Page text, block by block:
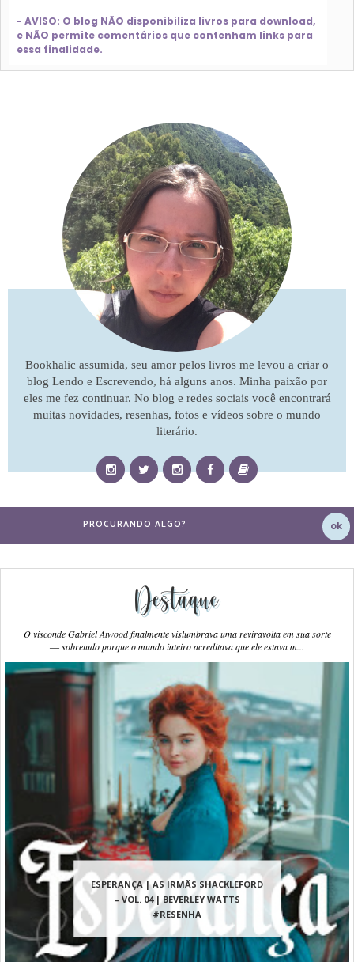
- AVISO: O blog NÃO disponibiliza livros para download,
e NÃO permite comentários que contenham links para
essa finalidade.
Bookhalic assumida, seu amor pelos livros me levou a criar o
blog Lendo e Escrevendo, há alguns anos. Minha paixão por
eles me fez continuar. No blog e redes sociais você encontrará
muitas novidades, resenhas, fotos e vídeos sobre o mundo
literário.
Destaque
ESPERANÇA | AS IRMÃS SHACKLEFORD
– VOL. 04 | BEVERLEY WATTS
#RESENHA
O visconde Gabriel Atwood finalmente vislumbrava uma reviravolta em sua sorte
― sobretudo porque o mundo inteiro acreditava que ele estava m...